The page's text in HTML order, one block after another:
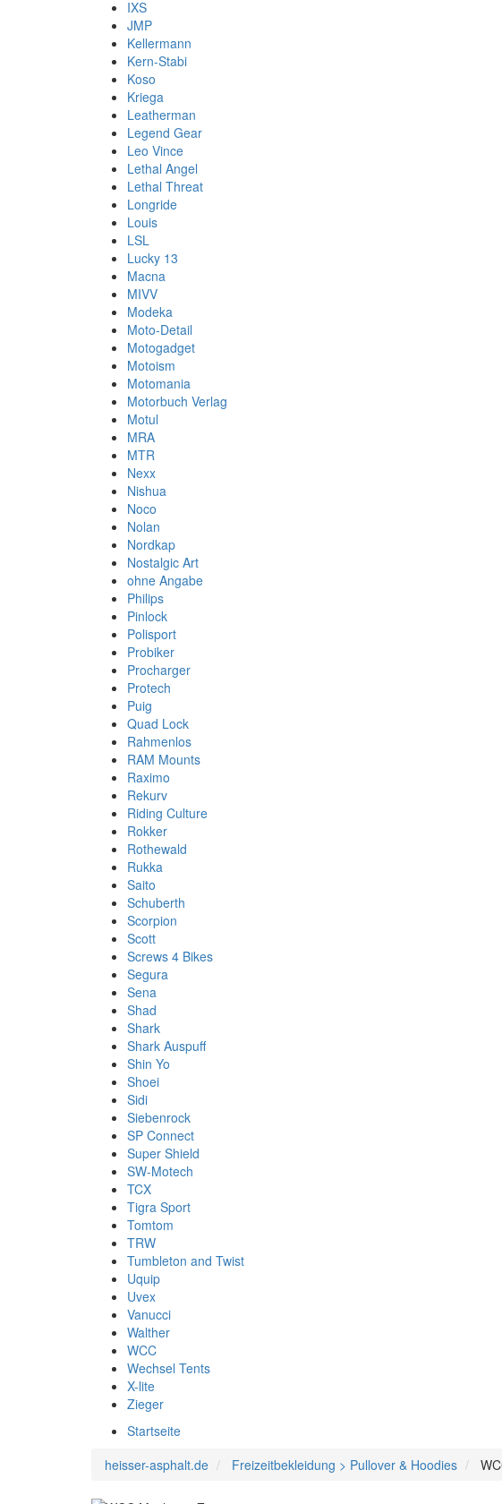
IXS
JMP
Kellermann
Kern-Stabi
Koso
Kriega
Leatherman
Legend Gear
Leo Vince
Lethal Angel
Lethal Threat
Longride
Louis
LSL
Lucky 13
Macna
MIVV
Modeka
Moto-Detail
Motogadget
Motoism
Motomania
Motorbuch Verlag
Motul
MRA
MTR
Nexx
Nishua
Noco
Nolan
Nordkap
Nostalgic Art
ohne Angabe
Philips
Pinlock
Polisport
Probiker
Procharger
Protech
Puig
Quad Lock
Rahmenlos
RAM Mounts
Raximo
Rekurv
Riding Culture
Rokker
Rothewald
Rukka
Saito
Schuberth
Scorpion
Scott
Screws 4 Bikes
Segura
Sena
Shad
Shark
Shark Auspuff
Shin Yo
Shoei
Sidi
Siebenrock
SP Connect
Super Shield
SW-Motech
TCX
Tigra Sport
Tomtom
TRW
Tumbleton and Twist
Uquip
Uvex
Vanucci
Walther
WCC
Wechsel Tents
X-lite
Zieger
Startseite
heisser-asphalt.de
Freizeitbekleidung > Pullover & Hoodies